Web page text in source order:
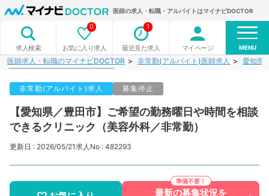
医師の求人・転職・アルバイトはマイナビDOCTOR
求人検索 お気に入り求人
0
最近見た求人
1
マイページ MENU
医師求人・転職のマイナビDOCTOR 非常勤(アルバイト)医師求人 愛知県
非常勤(アルバイト)求人 募集停止
【愛知県／豊田市】ご希望の勤務曜日や時間を相談
できるクリニック（美容外科／非常勤）
更新日 : 2026/05/21求人No : 482293
最新の募集状況を